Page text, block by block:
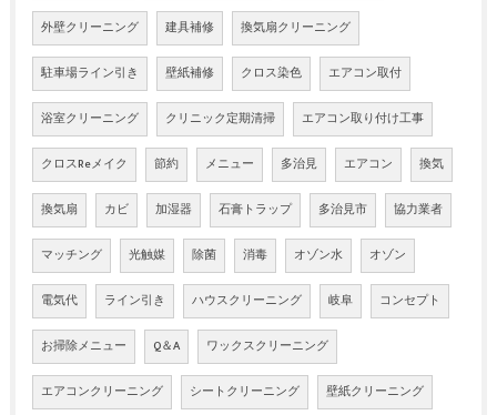
外壁クリーニング 建具補修 換気扇クリーニング
駐車場ライン引き 壁紙補修 クロス染色 エアコン取付
浴室クリーニング クリニック定期清掃 エアコン取り付け工事
クロスReメイク 節約 メニュー 多治見 エアコン 換気
換気扇 カビ 加湿器 石膏トラップ 多治見市 協力業者
マッチング 光触媒 除菌 消毒 オゾン水 オゾン
電気代 ライン引き ハウスクリーニング 岐阜 コンセプト
お掃除メニュー Q＆A ワックスクリーニング
エアコンクリーニング シートクリーニング 壁紙クリーニング